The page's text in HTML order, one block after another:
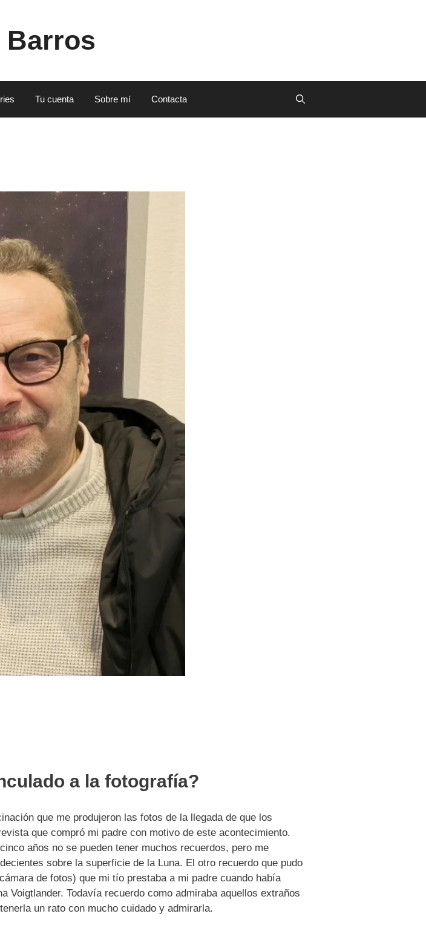
Barros
Tu cuenta Sobre mí Contacta
a la fotografía?
que me produjeron las fotos de la llegada de que los
que compró mi padre con motivo de este acontecimiento.
años no se pueden tener muchos recuerdos, pero me
sobre la superficie de la Luna. El otro recuerdo que pudo
de fotos) que mi tío prestaba a mi padre cuando había
Voigtlander. Todavía recuerdo como admiraba aquellos extraños
un rato con mucho cuidado y admirarla.